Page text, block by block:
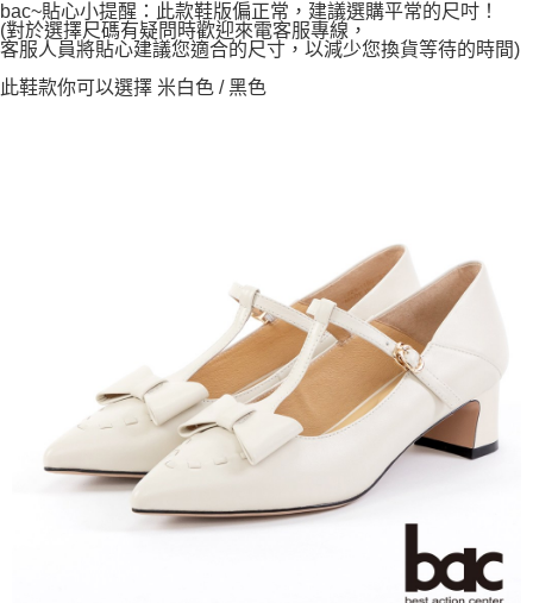
bac~貼心小提醒：此款鞋版偏正常，建議選購平常的尺吋！
(對於選擇尺碼有疑問時歡迎來電客服專線，
客服人員將貼心建議您適合的尺寸，以減少您換貨等待的時間)
此鞋款你可以選擇 米白色 / 黑色